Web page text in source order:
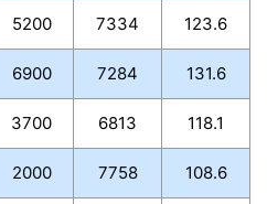
5200 7334 123.6
6900 7284 131.6
3700 6813 118.1
2000 7758 108.6